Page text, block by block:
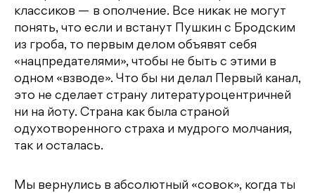
классиков — в ополчение. Все никак не могут
понять, что если и встанут Пушкин с Бродским
из гроба, то первым делом объявят себя
«нацпредателями», чтобы не быть с этими в
одном «взводе». Что бы ни делал Первый канал,
это не сделает страну литературоцентричней
ни на йоту. Страна как была страной
одухотворенного страха и мудрого молчания,
так и осталась.
Мы вернулись в абсолютный «совок», когда ты